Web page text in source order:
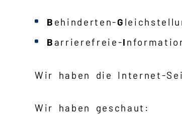
B ehinderten-G
B arrierefreie-I
Wir haben die Internet-
Wir haben geschaut: